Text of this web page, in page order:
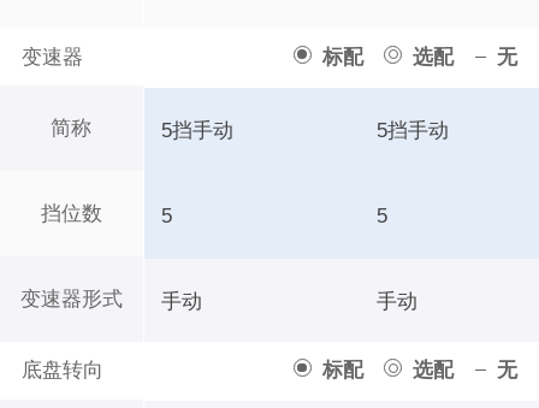
变速器 标配 选配 无
简称
挡位数
变速器形式
底盘转向 标配 选配 无
5挡手动 5挡手动
5 5
手动 手动